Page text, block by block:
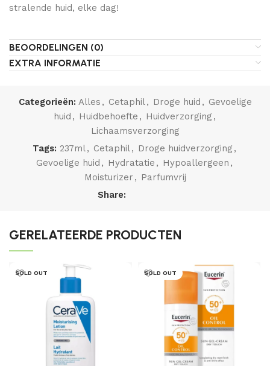
stralende huid, elke dag!
BEOORDELINGEN (0)
EXTRA INFORMATIE
Categorieën: Alles , Cetaphil, Droge huid , Gevoelige
huid , Huidbehoefte , Huidverzorging ,
Lichaamsverzorging
Tags: 237ml, Cetaphil, Droge huidverzorging ,
Gevoelige huid , Hydratatie , Hypoallergeen ,
Moisturizer , Parfumvrij
Share:
GERELATEERDE PRODUCTEN
SOLD OUT SOLD OUT